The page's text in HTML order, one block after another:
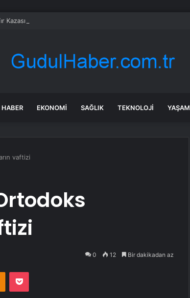
Kazası: Sürücü Yaralandı
HABER EKONOMI SAĞLIK TEKNOLOJI YAŞAM
vaftizi
0 12 Bir dakikadan az
Odnoklassniki
Pocket